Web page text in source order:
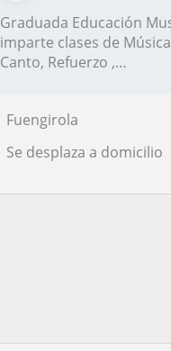
Graduada Educación
imparte clases de
Canto, Refuerzo ,
Fuengirola
Se desplaza a domicilio